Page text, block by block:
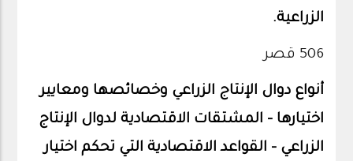
الزراعية.
506 قصر
أنواع دوال الإنتاج الزراعي وخصائصها ومعايير
اختيارها – المشتقات الاقتصادية لدوال الإنتاج
الزراعي – القواعد الاقتصادية التي تحكم اختيار